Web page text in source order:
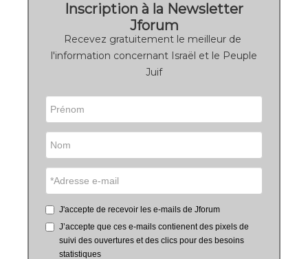
Inscription à la Newsletter
Jforum
Recevez gratuitement le meilleur de
l'information concernant Israël et le Peuple
Juif
J'accepte de recevoir les e-mails de Jforum
J’accepte que ces e-mails contienent des pixels de
suivi des ouvertures et des clics pour des besoins
statistiques